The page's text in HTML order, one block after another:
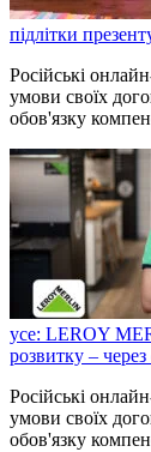
підлітки
Російські
умови своїх
обов'язку
усе: LEROY
розвитку –
Російські
умови своїх
обов'язку